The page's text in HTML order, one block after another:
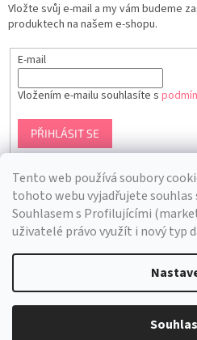
Tento web používá soubory
tohoto webu vyjadřujete souhlas
Souhlasem s Profilujícími
uživatelé právo využít i nový typ
Vložte svůj e-mail a my vám budeme
produktech na našem e-shopu.
E-mail
Vložením e-mailu souhlasíte s
PŘIHLÁSIT SE
Vytvořil
Bra Hunting.